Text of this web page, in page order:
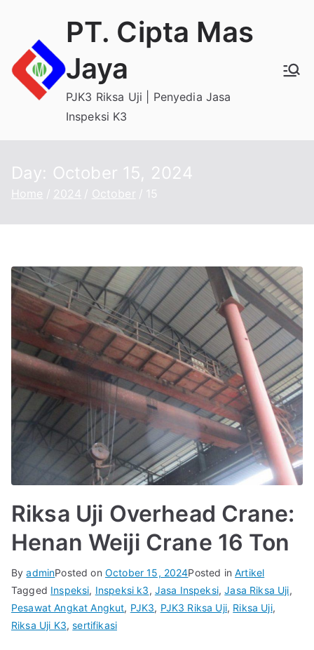
content
PT. Cipta Mas
Jaya
PJK3 Riksa Uji | Penyedia Jasa
Inspeksi K3
Day: October 15, 2024
Home 2024 October 15
Riksa Uji Overhead Crane:
Henan Weiji Crane 16 Ton
ByadminPosted on October 15, 2024Posted inArtikel
Tagged Inspeksi, Inspeksi k3, Jasa Inspeksi,Jasa Riksa Uji,
Pesawat Angkat Angkut, PJK3, PJK3 Riksa Uji, Riksa Uji,
Riksa Uji K3,sertifikasi